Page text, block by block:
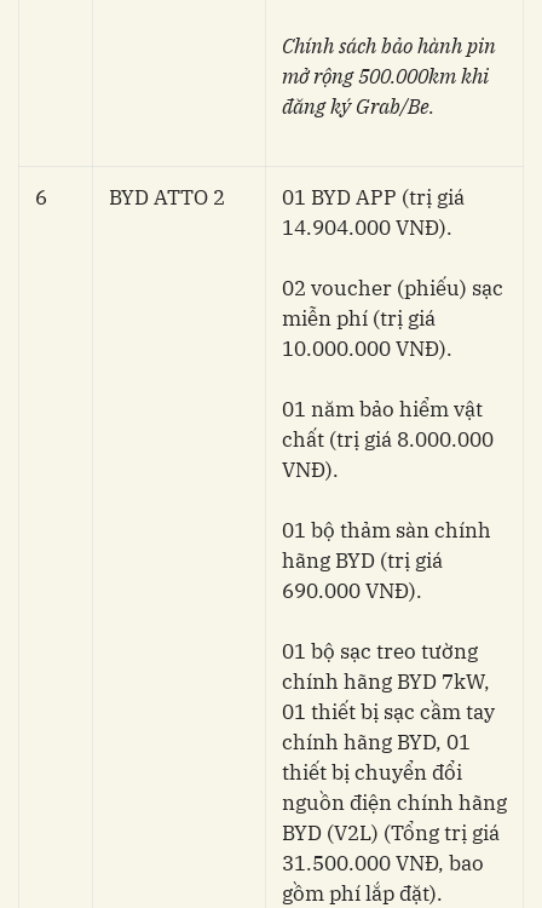
Chính sách bảo hành pin
mở rộng 500.000km khi
đăng ký Grab/Be.
6 BYD ATTO 2
01 BYD APP (trị giá
14.904.000 VNĐ).
02 voucher (phiếu) sạc
miễn phí (trị giá
10.000.000 VNĐ).
01 năm bảo hiểm vật
chất (trị giá 8.000.000
VNĐ).
01 bộ thảm sàn chính
hãng BYD (trị giá
690.000 VNĐ).
01 bộ sạc treo tường
chính hãng BYD 7kW,
01 thiết bị sạc cầm tay
chính hãng BYD, 01
thiết bị chuyển đổi
nguồn điện chính hãng
BYD (V2L) (Tổng trị giá
31.500.000 VNĐ, bao
gồm phí lắp đặt).